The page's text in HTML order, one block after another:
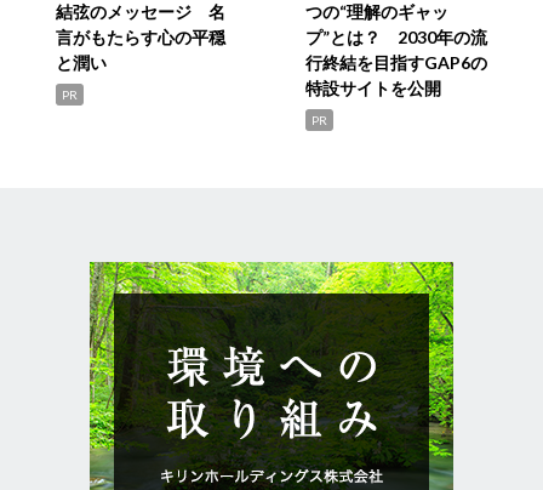
結弦のメッセージ 名
言がもたらす心の平穏
と潤い
PR
つの“理解のギャッ
プ”とは？ 2030年の流
行終結を目指すGAP6の
特設サイトを公開
PR